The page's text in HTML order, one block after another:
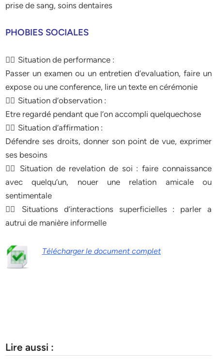
prise de sang, soins dentaires
PHOBIES SOCIALES
 Situation de performance :
Passer un examen ou un entretien d’evaluation, faire un
expose ou une conference, lire un texte en cérémonie
 Situation d’observation :
Etre regardé pendant que l’on accompli quelquechose
 Situation d’affirmation :
Défendre ses droits, donner son point de vue, exprimer
ses besoins
 Situation de revelation de soi : faire connaissance
avec quelqu’un, nouer une relation amicale ou
sentimentale
 Situations d’interactions superficielles : parler a
autrui de manière informelle
Télécharger le document complet
Lire aussi :